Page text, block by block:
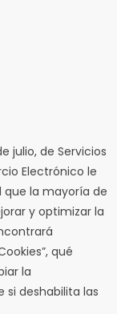
julio, de Servicios
Electrónico le
que la mayoría de
y optimizar la
qué
la
si deshabilita las